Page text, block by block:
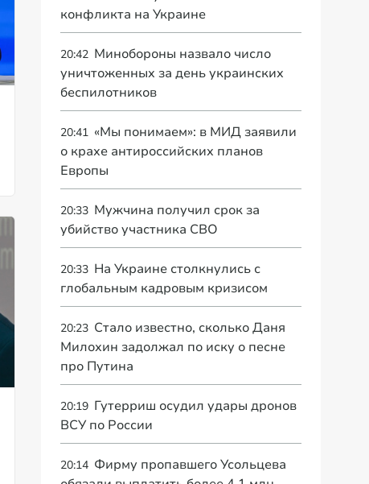
конфликта на Украине
20:42 Минобороны назвало число
уничтоженных за день украинских
беспилотников
20:41 «Мы понимаем»: в МИД заявили
о крахе антироссийских планов
Европы
20:33 Мужчина получил срок за
убийство участника СВО
20:33 На Украине столкнулись с
глобальным кадровым кризисом
20:23 Стало известно, сколько Даня
Милохин задолжал по иску о песне
про Путина
20:19 Гутерриш осудил удары дронов
ВСУ по России
20:14 Фирму пропавшего Усольцева